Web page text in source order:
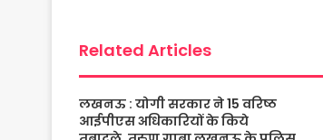
Related Articles
लखनऊ : योगी सरकार ने 15 वरिष्ठ
आईपीएस अधिकारियों के किये